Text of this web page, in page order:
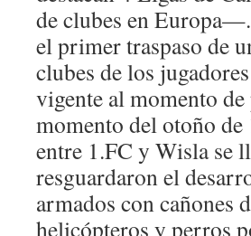
de clubes en
el primer traspaso de
clubes de los
vigente al momento
momento del otoño
entre 1.FC y Wisla se
resguardaron el
armados con cañones
helicópteros y perros